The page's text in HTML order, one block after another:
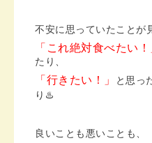
不安に思っていたことが
「これ絶対食べたい！
たり、
「行きたい！」
と思っ
り♨️
良いことも悪いことも、